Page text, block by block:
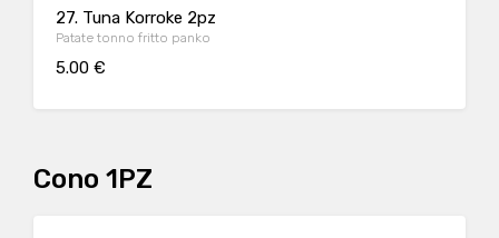
27. Tuna Korroke 2pz
Patate tonno fritto panko
5.00 €
Cono 1PZ